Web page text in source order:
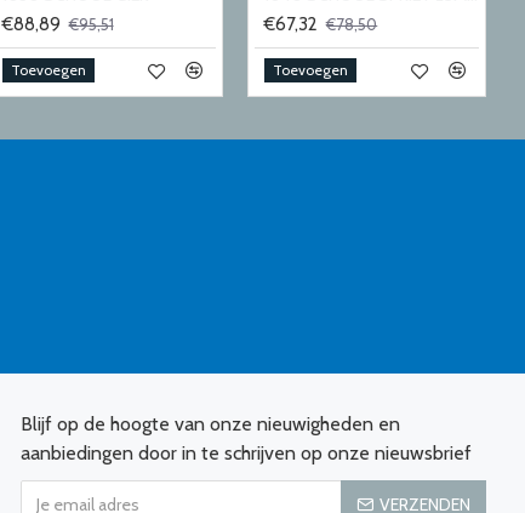
€88,89 €95,51
Toevoegen
€67,32 €78,50
Toevoegen
Blijf op de hoogte van onze nieuwigheden en
aanbiedingen door in te schrijven op onze nieuwsbrief
VERZENDEN